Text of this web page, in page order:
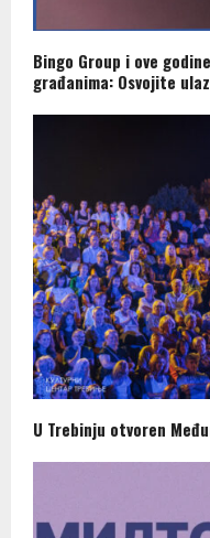
Bingo Group i ove
građanima: Osvojite
U Trebinju otvoren